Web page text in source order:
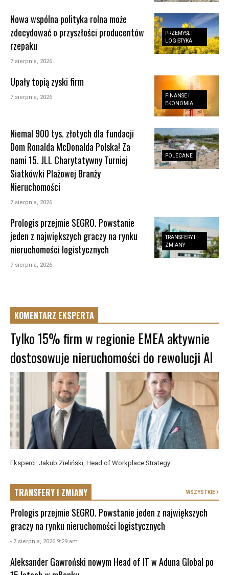
PRZEMYSŁ I
LOGISTYKA
Nowa wspólna polityka rolna może
zdecydować o przyszłości producentów
rzepaku
7 sierpnia, 2026
FINANSE I
EKONOMIA
Upały topią zyski firm
7 sierpnia, 2026
POLECANE
Niemal 900 tys. złotych dla fundacji
Dom Ronalda McDonalda Polska! Za
nami 15. JLL Charytatywny Turniej
Siatkówki Plażowej Branży
Nieruchomości
7 sierpnia, 2026
TRANSFERY I
ZMIANY
Prologis przejmie SEGRO. Powstanie
jeden z największych graczy na rynku
nieruchomości logistycznych
7 sierpnia, 2026
KOMENTARZ EKSPERTA
Tylko 15% firm w regionie EMEA aktywnie
dostosowuje nieruchomości do rewolucji AI
Eksperci: Jakub Zieliński, Head of Workplace Strategy ...
TRANSFERY I ZMIANY WSZYSTKIE
Prologis przejmie SEGRO. Powstanie jeden z największych
graczy na rynku nieruchomości logistycznych
- 7 sierpnia, 2026 9:29 am
Aleksander Gawroński nowym Head of IT w Aduna Global po